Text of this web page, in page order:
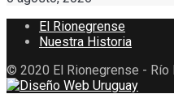
El Rionegrense
Nuestra Historia
© 2020 El Rionegrense - Río